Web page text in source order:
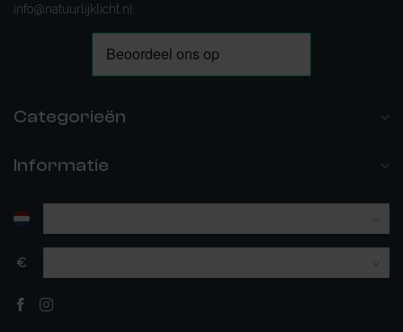
info@natuurlijklicht.nl
Categorieën
Informatie
€